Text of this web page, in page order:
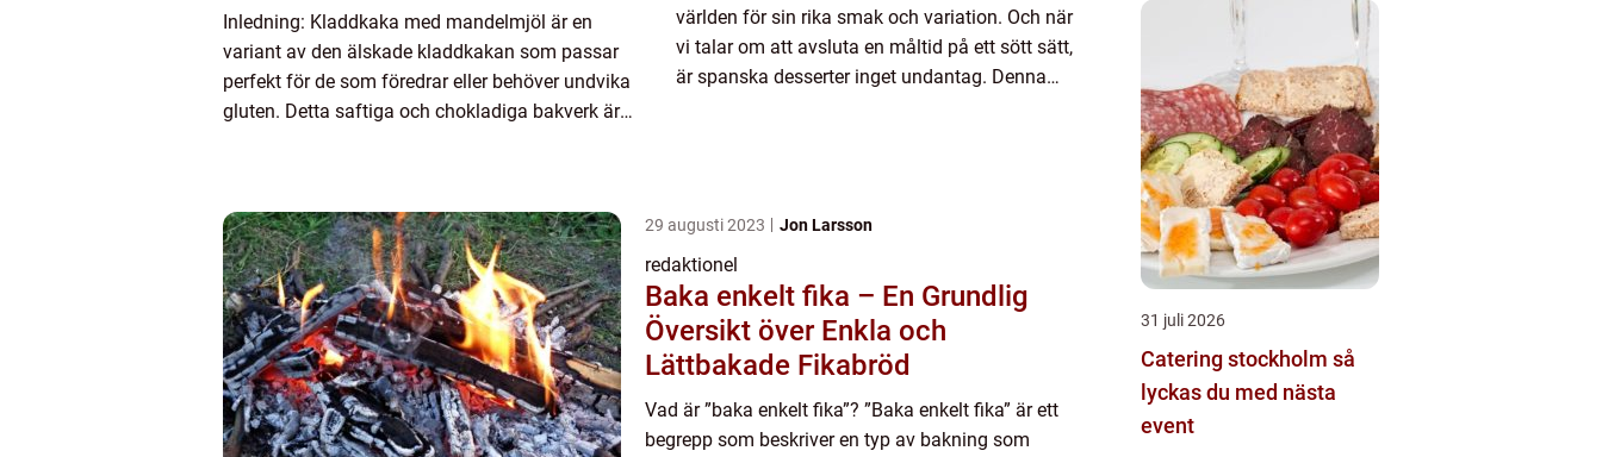
Inledning: Kladdkaka med mandelmjöl är en
variant av den älskade kladdkakan som passar
perfekt för de som föredrar eller behöver undvika
gluten. Detta saftiga och chokladiga bakverk är
världen för sin rika smak och variation. Och när
vi talar om att avsluta en måltid på ett sött sätt,
är spanska desserter inget undantag. Denna
29 augusti 2023 Jon Larsson
redaktionel
Baka enkelt fika – En Grundlig
Översikt över Enkla och
Lättbakade Fikabröd
Vad är ”baka enkelt fika”? ”Baka enkelt fika” är ett
begrepp som beskriver en typ av bakning som
31 juli 2026
Catering stockholm så
lyckas du med nästa
event